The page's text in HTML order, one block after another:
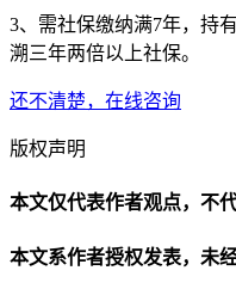
3、需社保缴纳满7年，持
溯三年两倍以上社保。
还不清楚，在线咨询
版权声明
本文仅代表作者观点，不
本文系作者授权发表，未